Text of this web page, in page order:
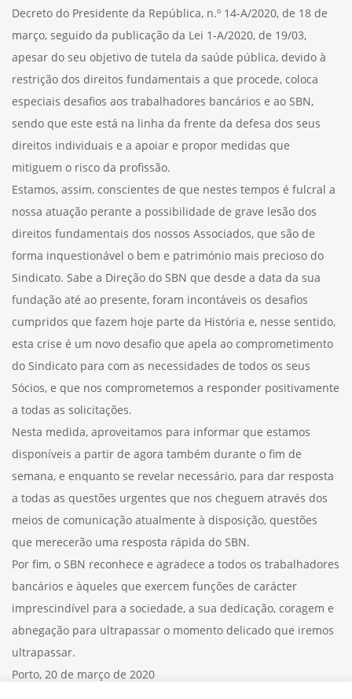
Decreto do Presidente da República, n.º 14-A/2020, de 18 de
março, seguido da publicação da Lei 1-A/2020, de 19/03,
apesar do seu objetivo de tutela da saúde pública, devido à
restrição dos direitos fundamentais a que procede, coloca
especiais desafios aos trabalhadores bancários e ao SBN,
sendo que este está na linha da frente da defesa dos seus
direitos individuais e a apoiar e propor medidas que
mitiguem o risco da profissão.
Estamos, assim, conscientes de que nestes tempos é fulcral a
nossa atuação perante a possibilidade de grave lesão dos
direitos fundamentais dos nossos Associados, que são de
forma inquestionável o bem e património mais precioso do
Sindicato. Sabe a Direção do SBN que desde a data da sua
fundação até ao presente, foram incontáveis os desafios
cumpridos que fazem hoje parte da História e, nesse sentido,
esta crise é um novo desafio que apela ao comprometimento
do Sindicato para com as necessidades de todos os seus
Sócios, e que nos comprometemos a responder positivamente
a todas as solicitações.
Nesta medida, aproveitamos para informar que estamos
disponíveis a partir de agora também durante o fim de
semana, e enquanto se revelar necessário, para dar resposta
a todas as questões urgentes que nos cheguem através dos
meios de comunicação atualmente à disposição, questões
que merecerão uma resposta rápida do SBN.
Por fim, o SBN reconhece e agradece a todos os trabalhadores
bancários e àqueles que exercem funções de carácter
imprescindível para a sociedade, a sua dedicação, coragem e
abnegação para ultrapassar o momento delicado que iremos
ultrapassar.
Porto, 20 de março de 2020